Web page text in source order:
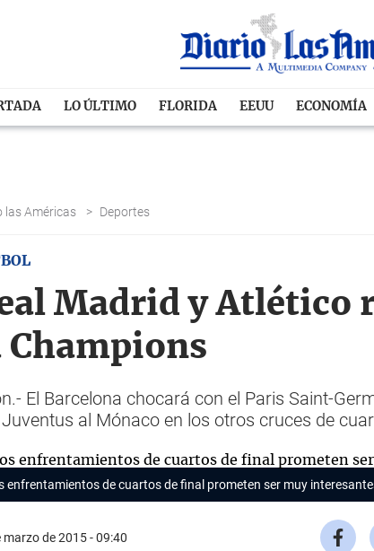
LO ÚLTIMO FLORIDA EEUU ECONOMÍA
las Américas > Deportes
Madrid y Atlético
Champions
El Barcelona chocará con el Paris Saint-
al Mónaco en los otros cruces de
enfrentamientos de cuartos de final prometen ser muy
marzo de 2015 - 09:40